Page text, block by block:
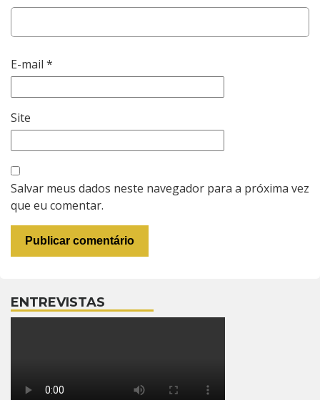
E-mail *
Site
Salvar meus dados neste navegador para a próxima vez
que eu comentar.
ENTREVISTAS